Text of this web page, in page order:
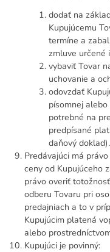
dodať na
Kupujúcemu
termíne a
zmluve určené
vybaviť Tovar
uchovanie a
odovzdať
písomnej
potrebné na
predpísané
daňový doklad).
Predávajúci má
ceny od Kupujúceho
právo overiť
odberu Tovaru pri
predajniach a to v
Kupujúcim platená
alebo
Kupujúci je povinný: